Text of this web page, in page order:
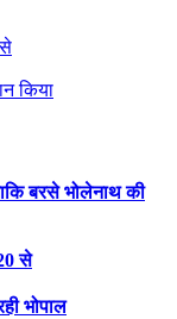
किया
बरसे भोलेनाथ की
से
भोपाल